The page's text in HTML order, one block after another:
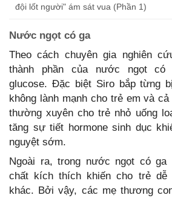
đội lốt người" ám sát vua (Phần 1)
Nước ngọt có ga
Theo cách chuyên gia nghiên
thành phần của nước ngọt có
glucose. Đặc biệt Siro bắp từng
không lành mạnh cho trẻ em và
thường xuyên cho trẻ nhỏ uống
tăng sự tiết hormone sinh dục
nguyệt sớm.
Ngoài ra, trong nước ngọt có ga
chất kích thích khiến cho trẻ dễ
khác. Bởi vậy, các mẹ thương